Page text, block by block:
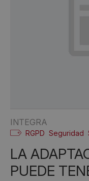
INTEGRA
RGPD Seguridad
LA ADAPTACIÓN AL RGPD
PUEDE